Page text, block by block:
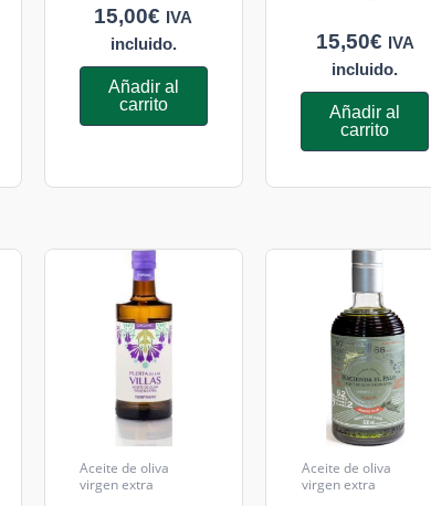
15,00€ IVA
incluido.
Añadir al
carrito
15,50€ IVA
incluido.
Añadir al
carrito
Aceite de oliva
virgen extra
Aceite de oliva
virgen extra